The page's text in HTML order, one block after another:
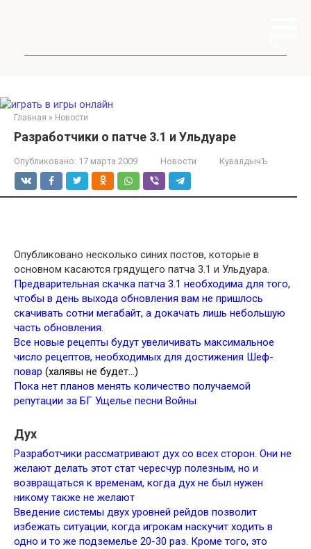
Главная » Новости
Разработчики о патче 3.1 и Ульдуаре
Опубликовано: 17 марта 2009 Новости КувалдычЪ
Опубликовано несколько синих постов, которые в
основном касаются грядущего патча 3.1 и Ульдуара.
Предварительная скачка патча 3.1 необходима для того,
чтобы в день выхода обновления вам не пришлось
скачивать сотни мегабайт, а докачать лишь небольшую
часть обновления.
Все новые рецепты будут увеличивать максимальное
число рецептов, необходимых для достижения Шеф-
повар (халявы не будет…)
Пока нет планов менять количество получаемой
репутации за БГ Ущелье песни Войны
Дух
Разработчики рассматривают дух со всех сторон. Они не
желают делать этот стат чересчур полезным, но и
возвращаться к временам, когда дух не был нужен
никому также не желают
Введение системы двух уровней рейдов позволит
избежать ситуации, когда игрокам наскучит ходить в
одно и то же подземелье 20-30 раз. Кроме того, это